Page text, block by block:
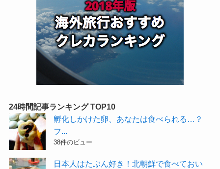
24時間記事ランキング TOP10
孵化しかけた卵、あなたは食べられる…？
フ...
38件のビュー
日本人はたぶん好き！北朝鮮で食べておい